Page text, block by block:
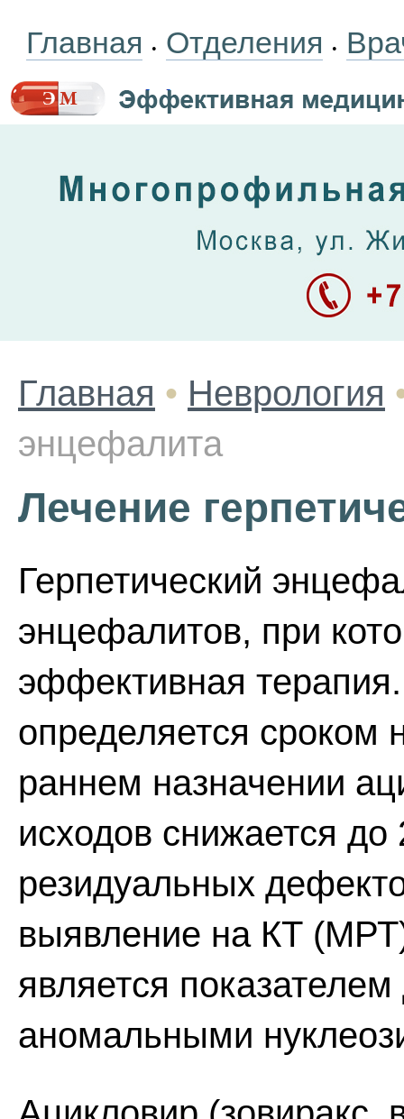
Главная • Отделения •
Главная • Неврология
энцефалита
Лечение
Герпетический
энцефалитов, при
эффективная
определяется сроком
раннем назначении
исходов снижается
резидуальных
выявление на КТ
является
аномальными